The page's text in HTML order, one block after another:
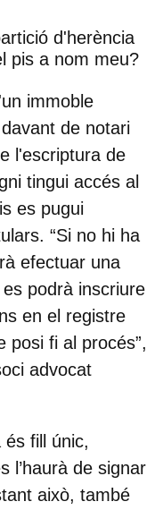
d'herència
pis a nom meu?
immoble
de notari
l'escriptura de
tingui accés al
es pugui
“Si no hi ha
efectuar una
podrà inscriure
en el registre
posi fi al procés”,
advocat
és fill únic,
l’haurà de signar
això, també